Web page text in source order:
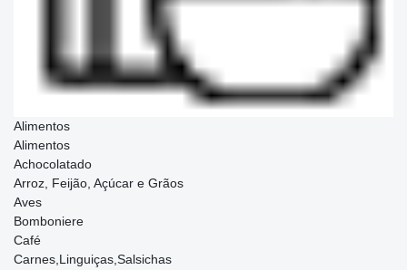
Alimentos
Alimentos
Achocolatado
Arroz, Feijão, Açúcar e Grãos
Aves
Bomboniere
Café
Carnes,Linguiças,Salsichas